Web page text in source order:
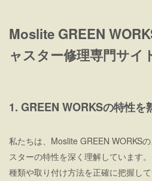
Moslite GREEN
ャスター修理専門サイ
1. GREEN WORKSの特性を
私たちは、Moslite GREEN WORKS
スターの特性を深く理解しています
種類や取り付け方法を正確に把握し